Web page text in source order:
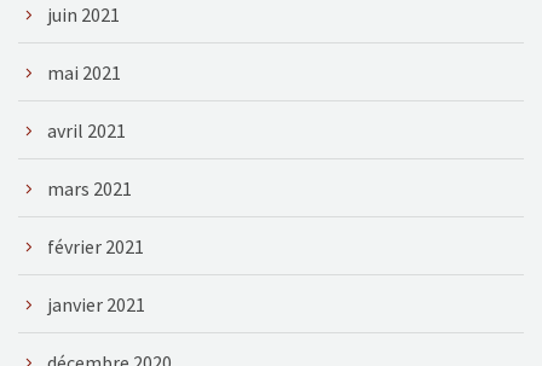
juin 2021
mai 2021
avril 2021
mars 2021
février 2021
janvier 2021